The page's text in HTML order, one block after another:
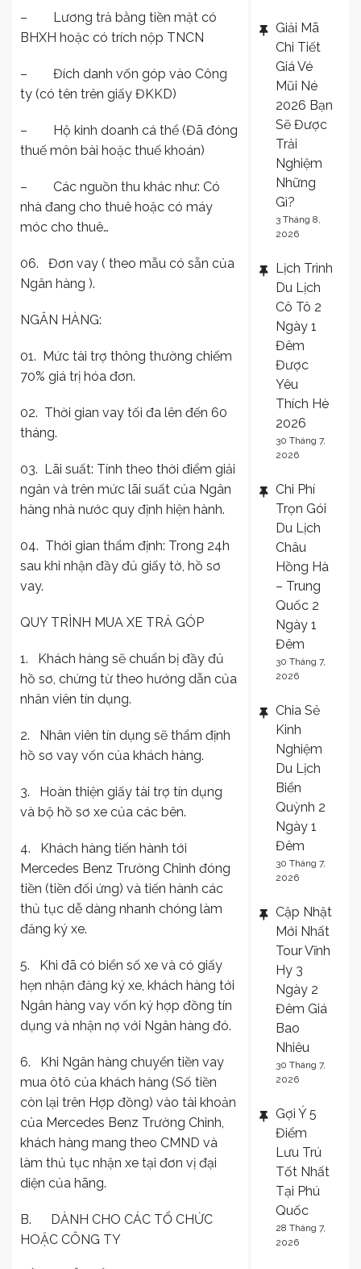
– Lương trả bằng tiền mặt có
BHXH hoặc có trích nộp TNCN
– Đích danh vốn góp vào Công
ty (có tên trên giấy ĐKKD)
– Hộ kinh doanh cá thể (Đã đóng
thuế môn bài hoặc thuế khoán)
– Các nguồn thu khác như: Có
nhà đang cho thuê hoặc có máy
móc cho thuê…
06. Đơn vay ( theo mẫu có sẵn của
Ngân hàng ).
NGÂN HÀNG:
01. Mức tài trợ thông thường chiếm
70% giá trị hóa đơn.
02. Thời gian vay tối đa lên đến 60
tháng.
03. Lãi suất: Tính theo thời điểm giải
ngân và trên mức lãi suất của Ngân
hàng nhà nước quy định hiện hành.
04. Thời gian thẩm định: Trong 24h
sau khi nhận đầy đủ giấy tờ, hồ sơ
vay.
QUY TRÌNH MUA XE TRẢ GÓP
1. Khách hàng sẽ chuẩn bị đầy đủ
hồ sơ, chứng từ theo hướng dẫn của
nhân viên tín dụng.
2. Nhân viên tín dụng sẽ thẩm định
hồ sơ vay vốn của khách hàng.
3. Hoàn thiện giấy tài trợ tín dụng
và bộ hồ sơ xe của các bên.
4. Khách hàng tiến hành tới
Mercedes Benz Trường Chinh đóng
tiền (tiền đối ứng) và tiến hành các
thủ tục dễ dàng nhanh chóng làm
đăng ký xe.
5. Khi đã có biển số xe và có giấy
hẹn nhận đăng ký xe, khách hàng tới
Ngân hàng vay vốn ký hợp đồng tín
dụng và nhận nợ với Ngân hàng đó.
6. Khi Ngân hàng chuyển tiền vay
mua ôtô của khách hàng (Số tiền
còn lại trên Hợp đồng) vào tài khoản
của Mercedes Benz Trường Chinh,
khách hàng mang theo CMND và
làm thủ tục nhận xe tại đơn vị đại
diện của hãng.
B. DÀNH CHO CÁC TỔ CHỨC
HOẶC CÔNG TY
Giải Mã
Chi Tiết
Giá Vé
Mũi Né
2026 Bạn
Sẽ Được
Trải
Nghiệm
Những
Gì?
3 Tháng 8,
2026
Lịch Trình
Du Lịch
Cô Tô 2
Ngày 1
Đêm
Được
Yêu
Thích Hè
2026
30 Tháng 7,
2026
Chi Phí
Trọn Gói
Du Lịch
Châu
Hồng Hà
– Trung
Quốc 2
Ngày 1
Đêm
30 Tháng 7,
2026
Chia Sẻ
Kinh
Nghiệm
Du Lịch
Biển
Quỳnh 2
Ngày 1
Đêm
30 Tháng 7,
2026
Cập Nhật
Mới Nhất
Tour Vĩnh
Hy 3
Ngày 2
Đêm Giá
Bao
Nhiêu
30 Tháng 7,
2026
Gợi Ý 5
Điểm
Lưu Trú
Tốt Nhất
Tại Phú
Quốc
28 Tháng 7,
2026